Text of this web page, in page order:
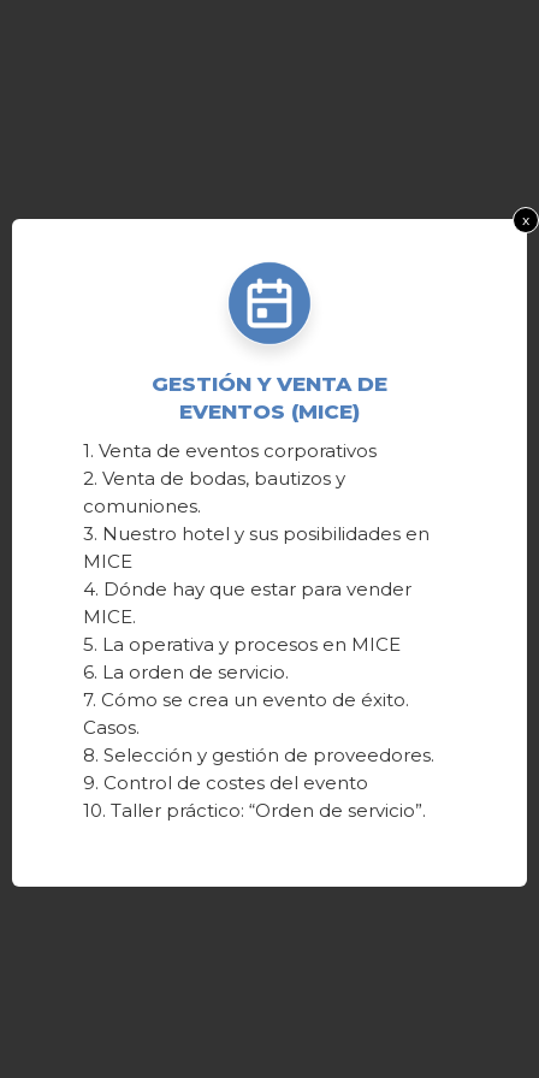
GESTIÓN Y VENTA DE
EVENTOS (MICE)
1. Venta de eventos corporativos
2. Venta de bodas, bautizos y
comuniones.
3. Nuestro hotel y sus posibilidades en
MICE
4. Dónde hay que estar para vender
MICE.
5. La operativa y procesos en MICE
6. La orden de servicio.
7. Cómo se crea un evento de éxito.
Casos.
8. Selección y gestión de proveedores.
9. Control de costes del evento
10. Taller práctico: “Orden de servicio”.
x